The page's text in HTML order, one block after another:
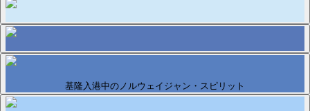
基隆入港中のノルウェイジャン・スピリット